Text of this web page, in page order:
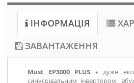
ІНФОРМАЦІЯ
ЗАВАНТАЖЕННЯ
Must EP3000 PLUS є дуже
синусоїдальним інвертором,